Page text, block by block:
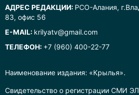
Наименование издания: «Крылья».
Свидетельство о регистрации СМИ
АДРЕС РЕДАКЦИИ: РСО-Алания,
83, офис 56
E-MAIL: krilyatv@gmail.com
ТЕЛЕФОН: +7 (960) 400-22-77